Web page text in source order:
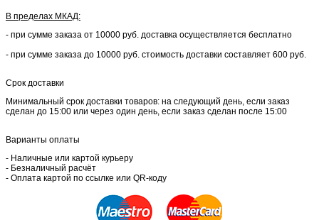
В пределах МКАД:
- при сумме заказа от 10000 руб. доставка осуществляется бесплатно
- при сумме заказа до 10000 руб. стоимость доставки составляет 600 руб.
Срок доставки
Минимальный срок доставки товаров: на следующий день, если заказ
сделан до 15:00 или через один день, если заказ сделан после 15:00
Варианты оплаты
- Наличные или картой курьеру
- Безналичный расчёт
- Оплата картой по ссылке или QR-коду